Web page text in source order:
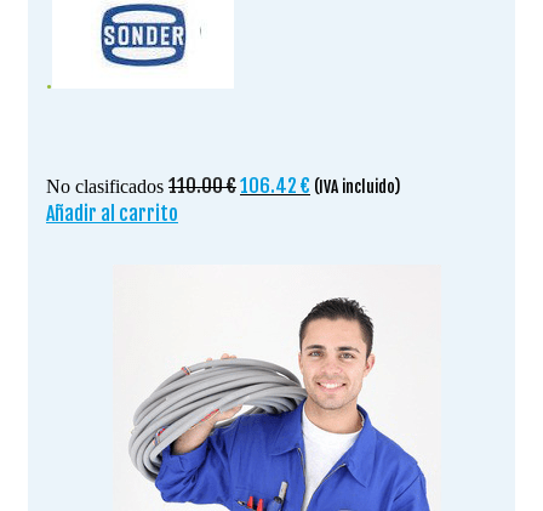
.
No clasificados 110.00€El
106.42 € El
(IVA incluido)
Añadir al carrito